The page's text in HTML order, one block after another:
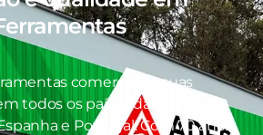
comercializa suas
todos os países da América
e Portugal. Com 70 anos